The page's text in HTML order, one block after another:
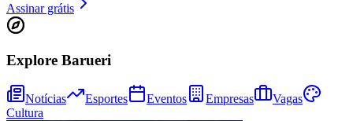
Sport
Assinar grátis
Explore Barueri
Notícias Esportes Eventos Empresas
Vagas
Cultura